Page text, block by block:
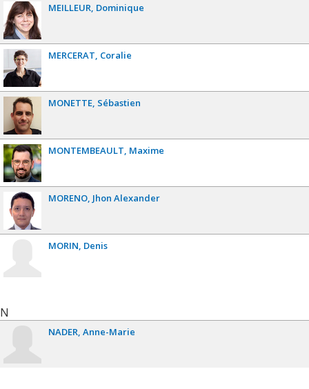
MEILLEUR Dominique
MERCERAT Coralie
MONETTE Sébastien
MONTEMBEAULT Maxime
MORENO Jhon Alexander
MORIN Denis
N
NADER Anne-Marie